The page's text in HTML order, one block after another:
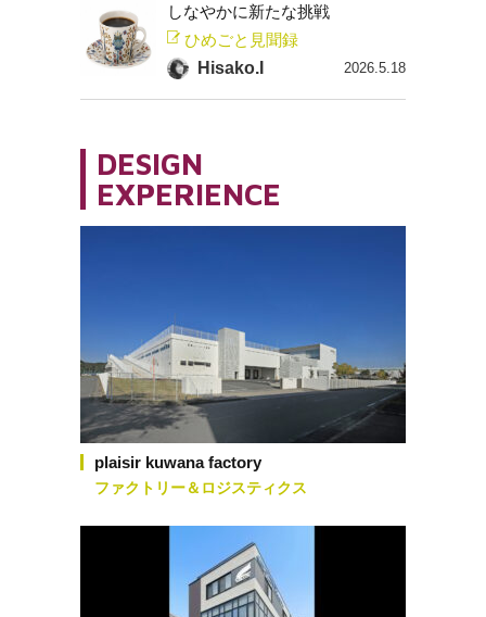
しなやかに新たな挑戦
ひめごと見聞録
Hisako.I
2026.5.18
DESIGN
EXPERIENCE
plaisir kuwana factory
ファクトリー＆ロジスティクス